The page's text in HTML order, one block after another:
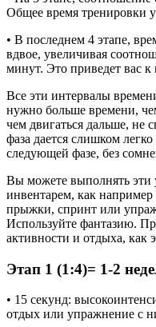
Общее время тренировки
• В последнем 4 этапе,
вдвое, увеличивая
минут. Это приведет вас
Все эти интервалы
нужно больше времени,
чем двигаться дальше, не
фаза дается слишком
следующей фазе, без
Вы можете выполнять
инвентарем, как например
прыжки, спринт или
Используйте фантазию.
активности и отдыха, как
Этап 1 (1:4)= 1-2
• 15 секунд:
отдых или упражнение с